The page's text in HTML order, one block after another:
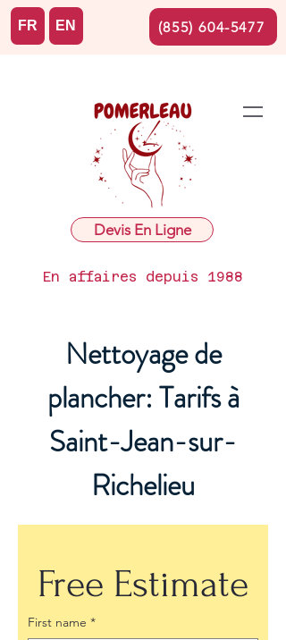
Devis En Ligne
En affaires depuis 1988
FR EN (855) 604-5477
Nettoyage de
plancher: Tarifs à
Saint-Jean-sur-
Richelieu
Free Estimate
First name *